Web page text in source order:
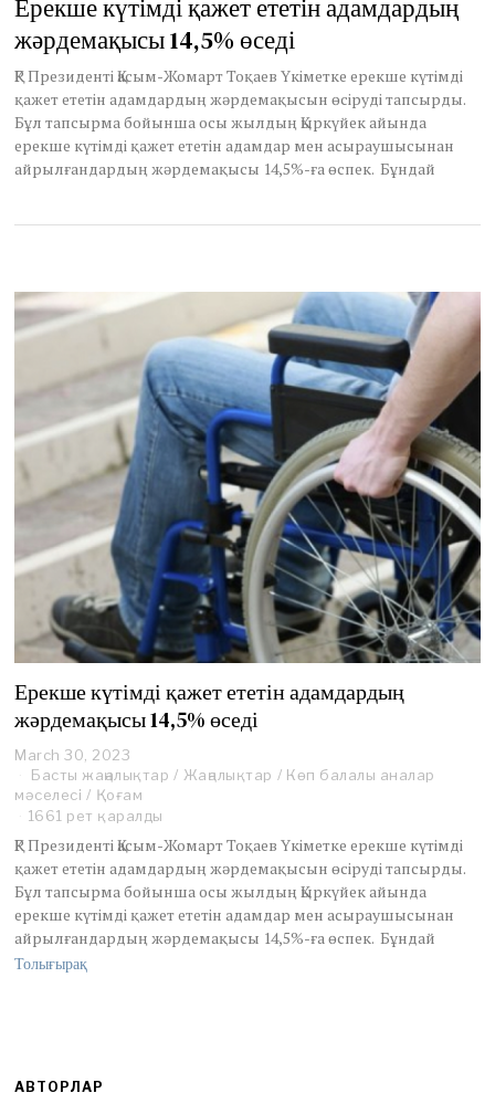
h
0
,
0
2
3
Ерекше күтімді қажет ететін адамдардың
жәрдемақысы 14,5% өседі
ҚР Президенті Қасым-Жомарт Тоқаев Үкіметке ерекше күтімді
қажет ететін адамдардың жәрдемақысын өсіруді тапсырды.
Бұл тапсырма бойынша осы жылдың Қыркүйек айында
ерекше күтімді қажет ететін адамдар мен асыраушысынан
айрылғандардың жәрдемақысы 14,5%-ға өспек. Бұндай
Ерекше күтімді қажет ететін адамдардың
жәрдемақысы 14,5% өседі
March 30, 2023
a
r
c
3
0
,
2
0
Басты жаңалықтар / Жаңалықтар / Көп балалы аналар
мәселесі / Қоғам
1661 рет қаралды
ҚР Президенті Қасым-Жомарт Тоқаев Үкіметке ерекше күтімді
қажет ететін адамдардың жәрдемақысын өсіруді тапсырды.
Бұл тапсырма бойынша осы жылдың Қыркүйек айында
ерекше күтімді қажет ететін адамдар мен асыраушысынан
айрылғандардың жәрдемақысы 14,5%-ға өспек. Бұндай
Толығырақ
АВТОРЛАР